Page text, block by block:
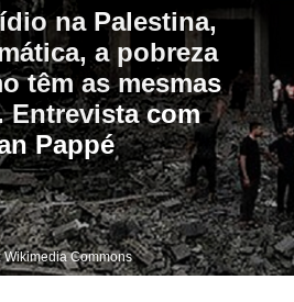
na Palestina,
a pobreza
têm as mesmas
Entrevista com
Pappé
Wikimedia Commons